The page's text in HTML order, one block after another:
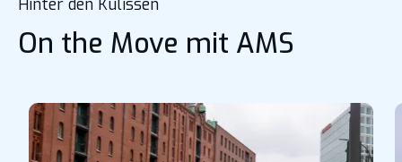
Hinter den Kulissen
On the Move mit AMS